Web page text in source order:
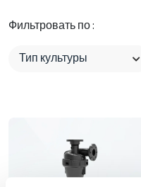
Фильтровать по :